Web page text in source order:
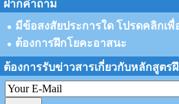
ฝากคำถาม
มีข้อสงสัยประการใด โปรดคลิกเ
ต้องการฝึกโยคะอาสนะ
ต้องการรับข่าวสารเกี่ยวกับหลักสูตร